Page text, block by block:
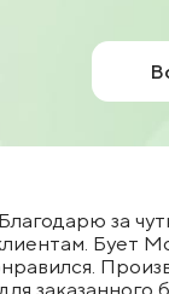
за
Бует
заказанного